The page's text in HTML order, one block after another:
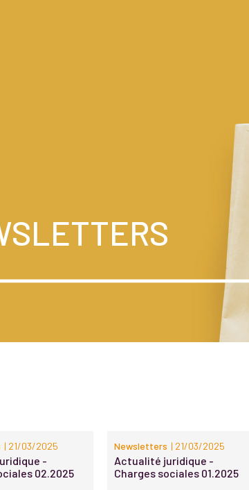
| 21/03/2025
-
02.2025
Newsletters | 21/03/2025
Actualité juridique -
Charges sociales 01.2025